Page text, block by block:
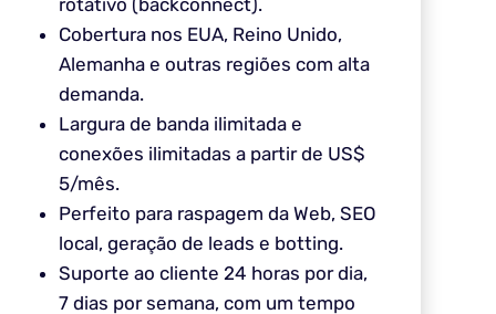
rotativo (backconnect).
Cobertura nos EUA, Reino Unido,
Alemanha e outras regiões com alta
demanda.
Largura de banda ilimitada e
conexões ilimitadas a partir de US$
5/mês.
Perfeito para raspagem da Web, SEO
local, geração de leads e botting.
Suporte ao cliente 24 horas por dia,
7 dias por semana, com um tempo